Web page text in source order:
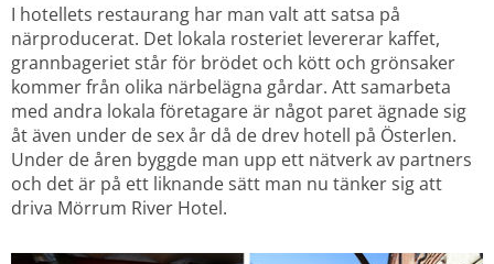
I hotellets restaurang har man valt att satsa på
närproducerat. Det lokala rosteriet levererar kaffet,
grannbageriet står för brödet och kött och grönsaker
kommer från olika närbelägna gårdar. Att samarbeta
med andra lokala företagare är något paret ägnade sig
åt även under de sex år då de drev hotell på Österlen.
Under de åren byggde man upp ett nätverk av partners
och det är på ett liknande sätt man nu tänker sig att
driva Mörrum River Hotel.